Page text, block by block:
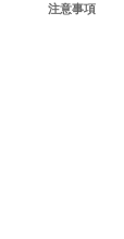
注意事項